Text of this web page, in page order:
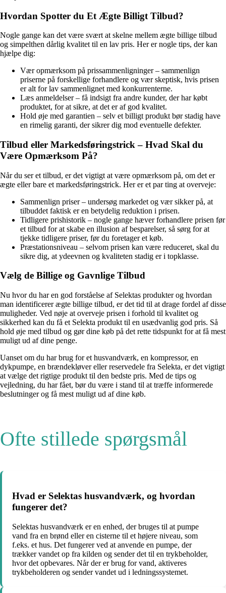
Hvordan Spotter du Et Ægte Billigt Tilbud?
Nogle gange kan det være svært at skelne mellem ægte billige tilbud
og simpelthen dårlig kvalitet til en lav pris. Her er nogle tips, der kan
hjælpe dig:
Vær opmærksom på prissammenligninger – sammenlign
priserne på forskellige forhandlere og vær skeptisk, hvis prisen
er alt for lav sammenlignet med konkurrenterne.
Læs anmeldelser – få indsigt fra andre kunder, der har købt
produktet, for at sikre, at det er af god kvalitet.
Hold øje med garantien – selv et billigt produkt bør stadig have
en rimelig garanti, der sikrer dig mod eventuelle defekter.
Tilbud eller Markedsføringstrick – Hvad Skal du
Være Opmærksom På?
Når du ser et tilbud, er det vigtigt at være opmærksom på, om det er
ægte eller bare et markedsføringstrick. Her er et par ting at overveje:
Sammenlign priser – undersøg markedet og vær sikker på, at
tilbuddet faktisk er en betydelig reduktion i prisen.
Tidligere prishistorik – nogle gange hæver forhandlere prisen før
et tilbud for at skabe en illusion af besparelser, så sørg for at
tjekke tidligere priser, før du foretager et køb.
Præstationsniveau – selvom prisen kan være reduceret, skal du
sikre dig, at ydeevnen og kvaliteten stadig er i topklasse.
Vælg de Billige og Gavnlige Tilbud
Nu hvor du har en god forståelse af Selektas produkter og hvordan
man identificerer ægte billige tilbud, er det tid til at drage fordel af disse
muligheder. Ved nøje at overveje prisen i forhold til kvalitet og
sikkerhed kan du få et Selekta produkt til en usædvanlig god pris. Så
hold øje med tilbud og gør dine køb på det rette tidspunkt for at få mest
muligt ud af dine penge.
Uanset om du har brug for et husvandværk, en kompressor, en
dykpumpe, en brændekløver eller reservedele fra Selekta, er det vigtigt
at vælge det rigtige produkt til den bedste pris. Med de tips og
vejledning, du har fået, bør du være i stand til at træffe informerede
beslutninger og få mest muligt ud af dine køb.
Ofte stillede spørgsmål
Hvad er Selektas husvandværk, og hvordan
fungerer det?
Selektas husvandværk er en enhed, der bruges til at pumpe
vand fra en brønd eller en cisterne til et højere niveau, som
f.eks. et hus. Det fungerer ved at anvende en pumpe, der
trækker vandet op fra kilden og sender det til en trykbeholder,
hvor det opbevares. Når der er brug for vand, aktiveres
trykbeholderen og sender vandet ud i ledningssystemet.